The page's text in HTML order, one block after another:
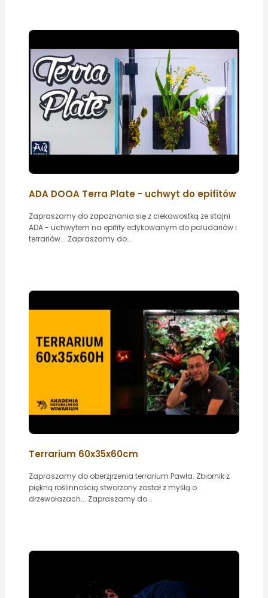
ADA DOOA Terra Plate - uchwyt do epifitów
Zapraszamy do zapoznania się z ciekawostką ze stajni
ADA - uchwytem na epifity edykowanym do paludariów i
terrariów... Zapraszamy do...
Terrarium 60x35x60cm
Zapraszamy do oberzjrzenia terrarium Pawła. Zbiornik z
piękną roślinnością stworzony został z myślą o
drzewołazach... Zapraszamy do...